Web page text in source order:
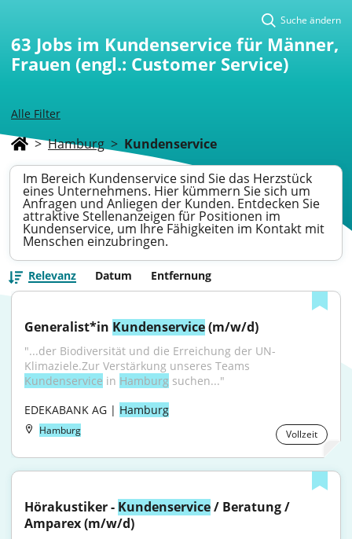
Alle Filter
Suche ändern
63 Jobs im Kundenservice für Männer,
Frauen (engl.: Customer Service)
> Hamburg > Kundenservice
Im Bereich Kundenservice sind Sie das Herzstück
eines Unternehmens. Hier kümmern Sie sich um
Anfragen und Anliegen der Kunden. Entdecken Sie
attraktive Stellenanzeigen für Positionen im
Kundenservice, um Ihre Fähigkeiten im Kontakt mit
Menschen einzubringen.
Relevanz Datum Entfernung
Generalist*in Kundenservice (m/w/d)
"...der Biodiversität und die Erreichung der UN-
Kundenservice in Hamburg suchen..."
EDEKABANK AG | Hamburg
Hamburg Vollzeit
Hörakustiker - Kundenservice / Beratung /
Amparex (m/w/d)